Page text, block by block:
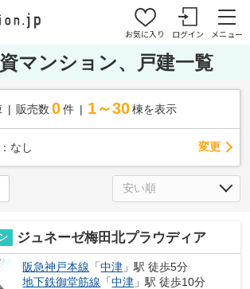
お気に入り ログイン メニュー
マンション、戸建一覧
販売数 0 件 1～30 棟を表示
なし 変更
ジュネーゼ梅田北プラウディア
阪急神戸本線 「中津 」駅 徒歩5分
地下鉄御堂筋線 「中津 」駅 徒歩10分